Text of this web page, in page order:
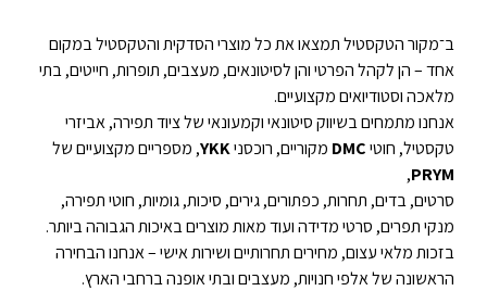
ב־מקור הטקסטיל תמצאו את כל מוצרי הסדקית והטקסטיל במקום
אחד – הן לקהל הפרטי והן לסיטונאים, מעצבים, תופרות, חייטים, בתי
מלאכה וסטודיואים מקצועיים.
אנחנו מתמחים בשיווק סיטונאי וקמעונאי של ציוד תפירה, אביזרי
טקסטיל, חוטיDMC מקוריים, רוכסניYKK, מספריים מקצועיים של
PRYM
,
סרטים, בדים, תחרות, כפתורים, גירים, סיכות, גומיות, חוטי תפירה,
מנקי תפרים, סרטי מדידה ועוד מאות מוצרים באיכות הגבוהה ביותר.
בזכות מלאי עצום, מחירים תחרותיים ושירות אישי – אנחנו הבחירה
הראשונה של אלפי חנויות, מעצבים ובתי אופנה ברחבי הארץ.